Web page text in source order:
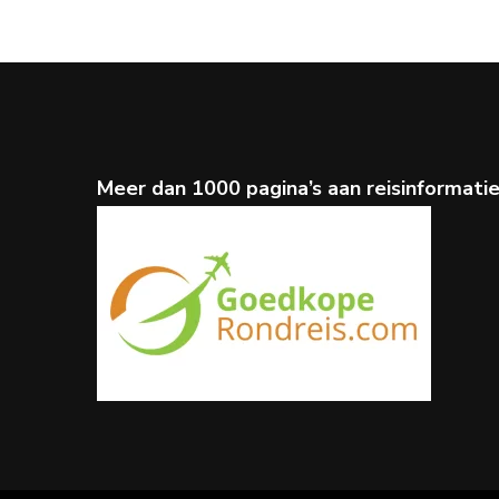
Meer dan 1000 pagina’s aan reisinformatie